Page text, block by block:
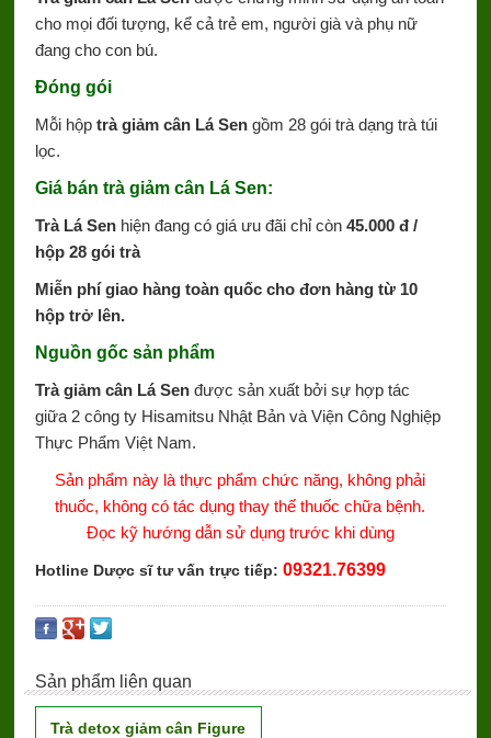
cho mọi đối tượng, kể cả trẻ em, người già và phụ nữ
đang cho con bú.
Đóng gói
Mỗi hộp trà giảm cân Lá Sen gồm 28 gói trà dạng trà túi
lọc.
Giá bán trà giảm cân Lá Sen:
Trà Lá Senhiện đang có giá ưu đãi chỉ còn 45.000 đ /
hộp 28 gói trà
Miễn phí giao hàng toàn quốc cho đơn hàng từ 10
hộp trở lên.
Nguồn gốc sản phẩm
Trà giảm cân Lá Sen được sản xuất bởi sự hợp tác
giữa 2 công ty Hisamitsu Nhật Bản và Viện Công Nghiệp
Thực Phẩm Việt Nam.
Sản phẩm này là thực phẩm chức năng, không phải
thuốc, không có tác dụng thay thế thuốc chữa bệnh.
Đọc kỹ hướng dẫn sử dụng trước khi dùng
Hotline Dược sĩ tư vấn trực tiếp: 09321.76399
Sản phẩm liên quan
Trà detox giảm cân Figure